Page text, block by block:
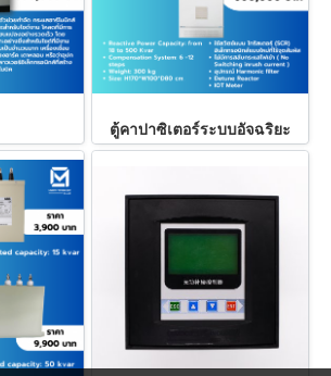
ตู้คาปาซิเตอร์ระบบอัจฉริยะ